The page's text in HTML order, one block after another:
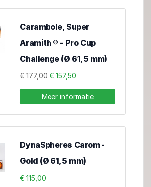
Carambole, Super
Aramith ® - Pro Cup
Challenge (Ø 61,5 mm)
€ 177,00€ 157,50
Meer informatie
DynaSpheres Carom -
Gold (Ø 61,5 mm)
€ 115,00